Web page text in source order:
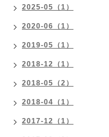
2025-05（1）
2020-06（1）
2019-05（1）
2018-12（1）
2018-05（2）
2018-04（1）
2017-12（1）